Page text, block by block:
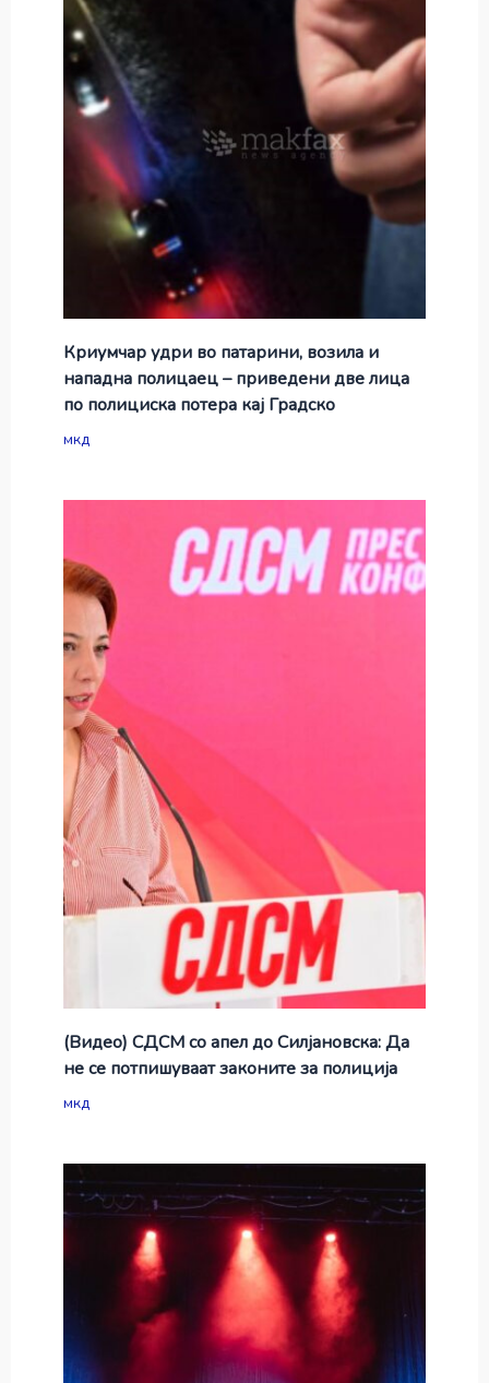
Криумчар удри во патарини, возила и
нападна полицаец – приведени две лица
по полициска потера кај Градско
мкд
(Видео) СДСМ со апел до Силјановска: Да
не се потпишуваат законите за полиција
мкд